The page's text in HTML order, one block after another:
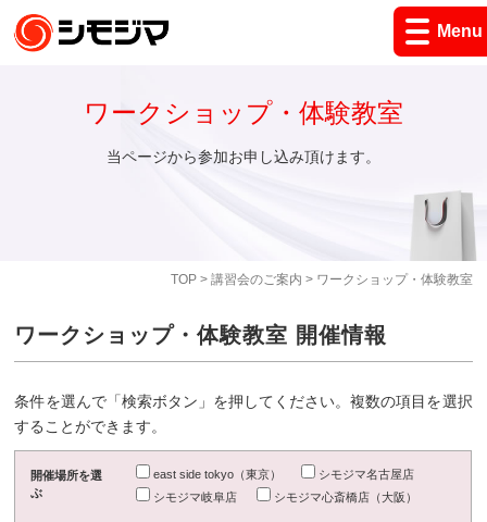
Menu
TOP> 講習会のご案内 > ワークショップ・体験教室
ワークショップ・体験教室
当ページから参加お申し込み頂けます。
ワークショップ・体験教室 開催情報
条件を選んで「検索ボタン」を押してください。複数の項目を選択
することができます。
開催場所を選
ぶ
east side tokyo（東京）
シモジマ名古屋店
シモジマ岐阜店
シモジマ心斎橋店（大阪）